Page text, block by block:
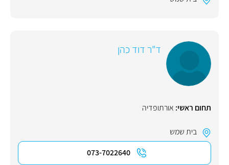
ד"ר דוד כהן
תחום ראשי: אורתופדיה
בית שמש
073-7022640